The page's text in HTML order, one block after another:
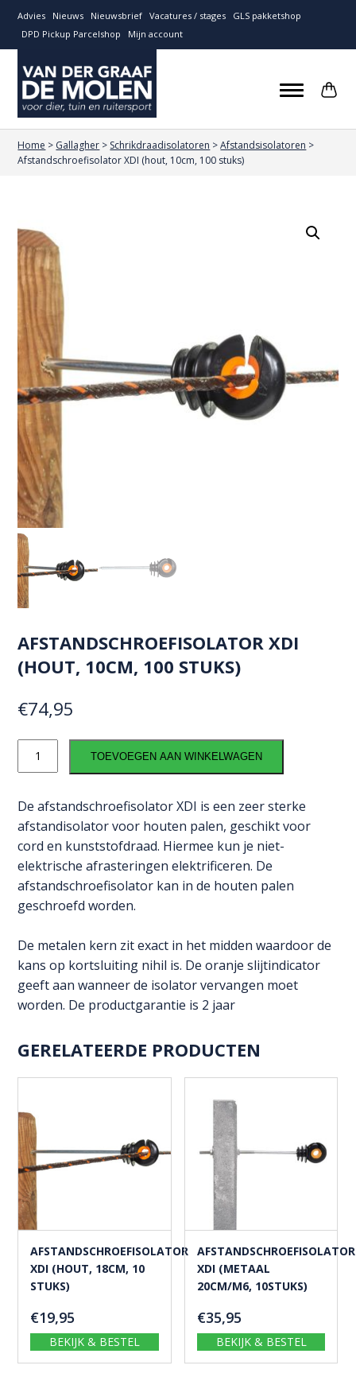
Advies Nieuws Nieuwsbrief Vacatures / stages
GLS pakketshop
DPD Pickup Parcelshop
Mijn account
Home > Gallagher > Schrikdraadisolatoren >Afstandsisolatoren >
Afstandschroefisolator XDI (hout, 10cm, 100 stuks)
AFSTANDSCHROEFISOLATOR XDI
(HOUT, 10CM, 100 STUKS)
€74,95
10cm,
stuks)
aantal
TOEVOEGEN AAN WINKELWAGEN
De afstandschroefisolator XDI is een zeer sterke
afstandisolator voor houten palen, geschikt voor
cord en kunststofdraad. Hiermee kun je niet-
elektrische afrasteringen elektrificeren. De
afstandschroefisolator kan in de houten palen
geschroefd worden.
De metalen kern zit exact in het midden waardoor de
kans op kortsluiting nihil is. De oranje slijtindicator
geeft aan wanneer de isolator vervangen moet
worden. De productgarantie is 2 jaar
GERELATEERDE PRODUCTEN
AFSTANDSCHROEFISOLATOR
XDI (HOUT, 18CM, 10
STUKS)
€19,95
BEKIJK & BESTEL
AFSTANDSCHROEFISOLATOR
XDI (METAAL
20CM/M6, 10STUKS)
€35,95
BEKIJK & BESTEL